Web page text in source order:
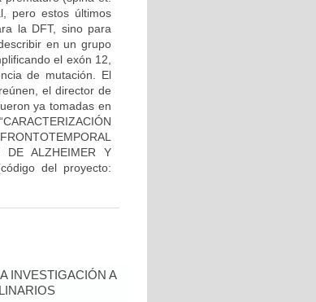
pero estos últimos
la DFT, sino para
en un grupo
el exón 12,
de mutación. El
el director de
ya tomadas en
DE ALZHEIMER Y
del proyecto:
INVESTIGACIÓN A